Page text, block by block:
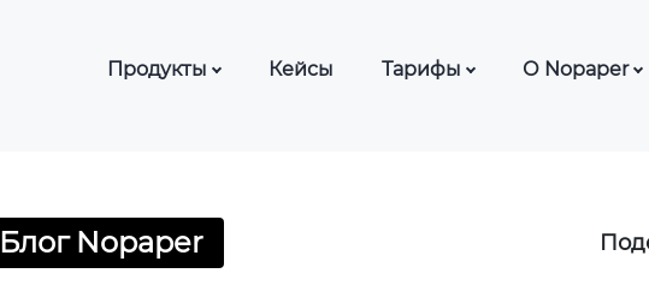
Продукты
ЭДО с контрагентами
Кейсы Тарифы О Nopaper
Блог Nopaper